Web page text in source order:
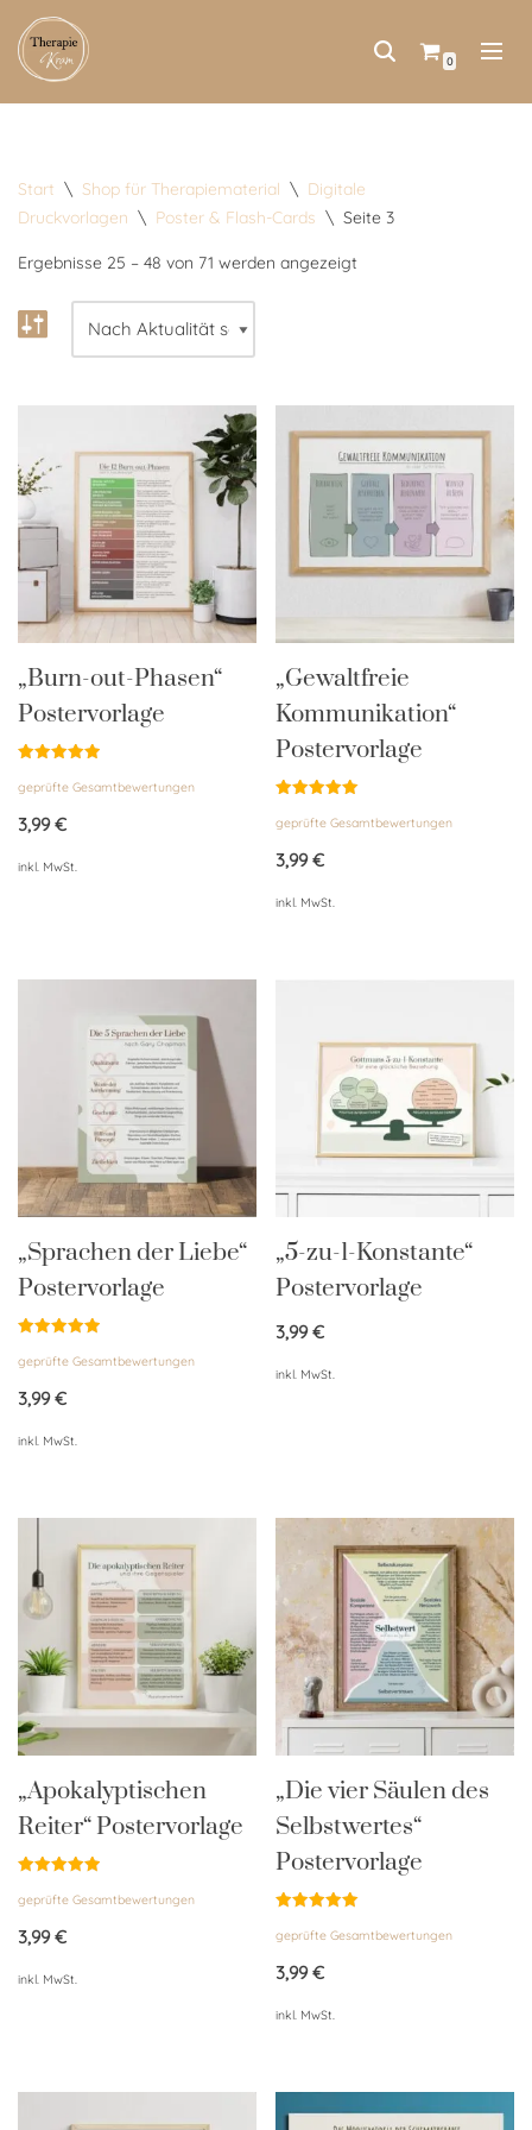
Zum
0
Start \ Shop für Therapiematerial \ Digitale
Druckvorlagen \ Poster & Flash-Cards \ Seite 3
Ergebnisse 25 – 48 von 71 werden angezeigt
„Burn-out-Phasen“
Postervorlage
mit
von 5
geprüfte Gesamtbewertungen
3,99€
inkl. MwSt.
„Gewaltfreie
Kommunikation“
Postervorlage
mit
von 5
geprüfte Gesamtbewertungen
3,99€
inkl. MwSt.
„Sprachen der Liebe“
Postervorlage
mit
von 5
geprüfte Gesamtbewertungen
3,99€
inkl. MwSt.
„5-zu-1-Konstante“
Postervorlage
3,99€
inkl. MwSt.
„Apokalyptischen
Reiter“ Postervorlage
mit
von 5
geprüfte Gesamtbewertungen
3,99€
inkl. MwSt.
„Die vier Säulen des
Selbstwertes“
Postervorlage
mit
von 5
geprüfte Gesamtbewertungen
3,99€
inkl. MwSt.